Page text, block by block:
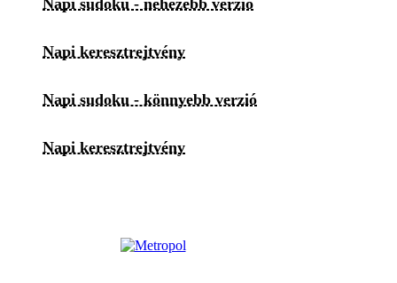
Napi keresztrejtvény
Napi sudoku - könnyebb verzió
Napi keresztrejtvény